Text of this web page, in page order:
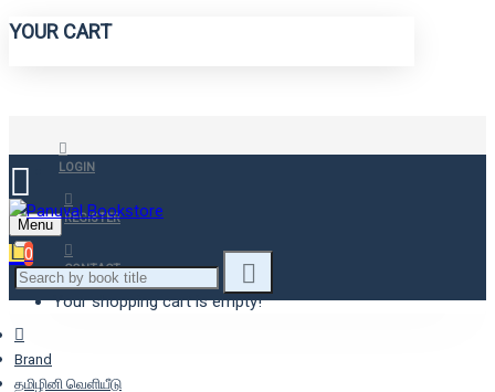
YOUR CART
LOGIN
REGISTER
CONTACT
Menu
0
Your shopping cart is empty!
Brand
தமிழினி வெளியீடு